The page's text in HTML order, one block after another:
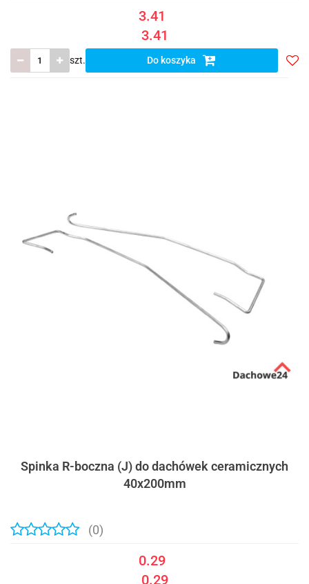
3.41
3.41
szt. Do koszyka
Spinka R-boczna (J) do dachówek ceramicznych
40x200mm
(0)
0.29
0.29